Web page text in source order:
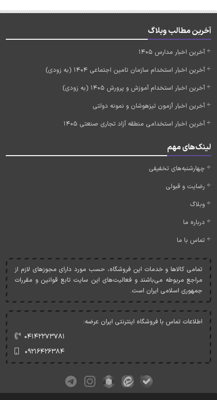
آخرین مطالب وبلاگ
آخرین اخبار مدارس 1405
آخرین اخبار استخدام سازمان تامین اجتماعی 1404 (به زودی)
آخرین اخبار استخدام آموزش و پرورش 1405 (به زودی)
آخرین اخبار آزمون تیزهوشان و نمونه دولتی
آخرین اخبار استخدامی منطقه آزاد تجاری صنعتی 1405
لینک‌های مهم
چهارشنبه‌های تخفیفی
رضایت و قبولی
وبلاگ
درباره ما
تماس با ما
تمامی کالاها و خدمات اين فروشگاه، حسب مورد دارای مجوزهای لازم از
مراجع مربوطه می‌باشند و فعاليت‌های اين سايت تابع قوانين و مقررات
جمهوری اسلامی ايران است.
اطلاعات تماس با فروشگاه اینترنتی ایران عرضه:
۰۴۱۴۲۲۷۳۷۸۱
۰۹۲۱۶۴۲۶۳۸۴